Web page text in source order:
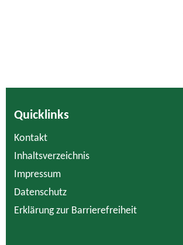
Quicklinks
Kontakt
Inhaltsverzeichnis
Impressum
Datenschutz
Erklärung zur Barrierefreiheit